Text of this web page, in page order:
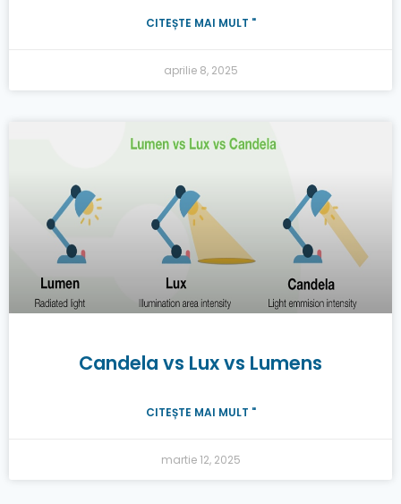
CITEȘTE MAI MULT "
aprilie 8, 2025
Candela vs Lux vs Lumens
CITEȘTE MAI MULT "
martie 12, 2025